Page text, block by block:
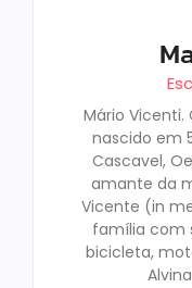
Mário Vicenti.
nascido em
Cascavel,
amante da
Vicente (in
família com
bicicleta,